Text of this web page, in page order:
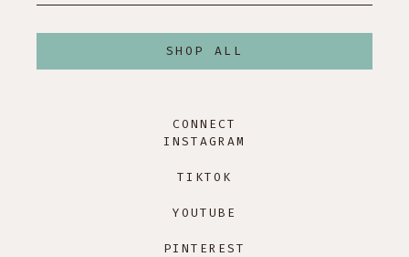
SHOP ALL
CONNECT
INSTAGRAM
TIKTOK
YOUTUBE
PINTEREST